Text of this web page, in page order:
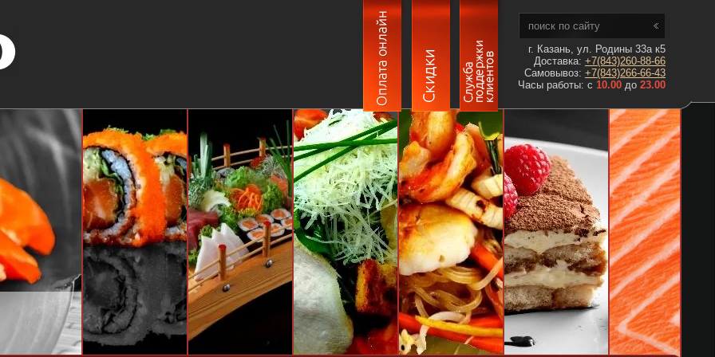
г. Казань, ул. Родины 33а к5
Доставка: +7(843)260-88-66
Самовывоз: +7(843)266-66-43
Часы работы: с 10.00 до 23.00